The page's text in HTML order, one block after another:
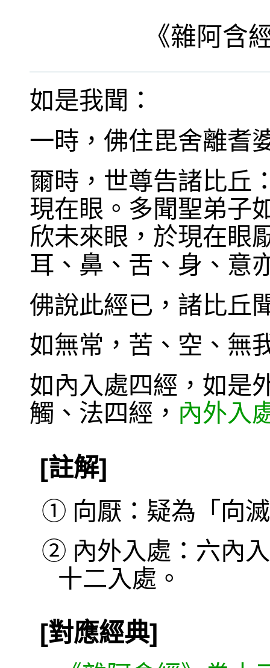
《雜阿含
如是我聞：
一時，佛住毘舍離耆
爾時，世尊告諸比丘
現在眼。多聞聖弟子
欣未來眼，於現在眼
耳、鼻、舌、身、意
佛說此經已，諸比丘
如無常，苦、空、無
如內入處四經，如是
觸、法四經， 內外入
[註解]
① 向厭：疑為「向
② 內外入處：六內
十二入處。
[對應經典]